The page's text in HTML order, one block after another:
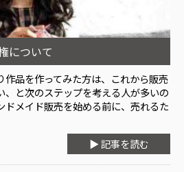
について
作品を作ってみた方は、これから販売
、と次のステップを考える人が多いの
ドメイド販売を始める前に、売れるた
▶ 記事を読む